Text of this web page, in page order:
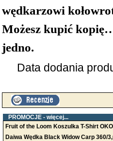
wędkarzowi
Możesz kupić
jedno.
Data dodania
PROMOCJE - więcej...
Fruit of the Loom Koszulka T-Shirt
Daiwa Wędka Black Widow Carp 360/